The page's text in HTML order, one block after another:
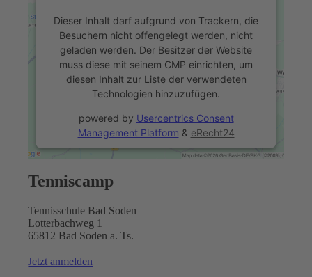
Link zu Mail
Dieser Inhalt darf aufgrund von Trackern, die
Besuchern nicht offengelegt werden, nicht
geladen werden. Der Besitzer der Website
muss diese mit seinem CMP einrichten, um
diesen Inhalt zur Liste der verwendeten
Technologien hinzuzufügen.
powered by Usercentrics Consent
Management Platform & eRecht24
Tenniscamp
Tennisschule Bad Soden
Lotterbachweg 1
65812 Bad Soden a. Ts.
Jetzt anmelden